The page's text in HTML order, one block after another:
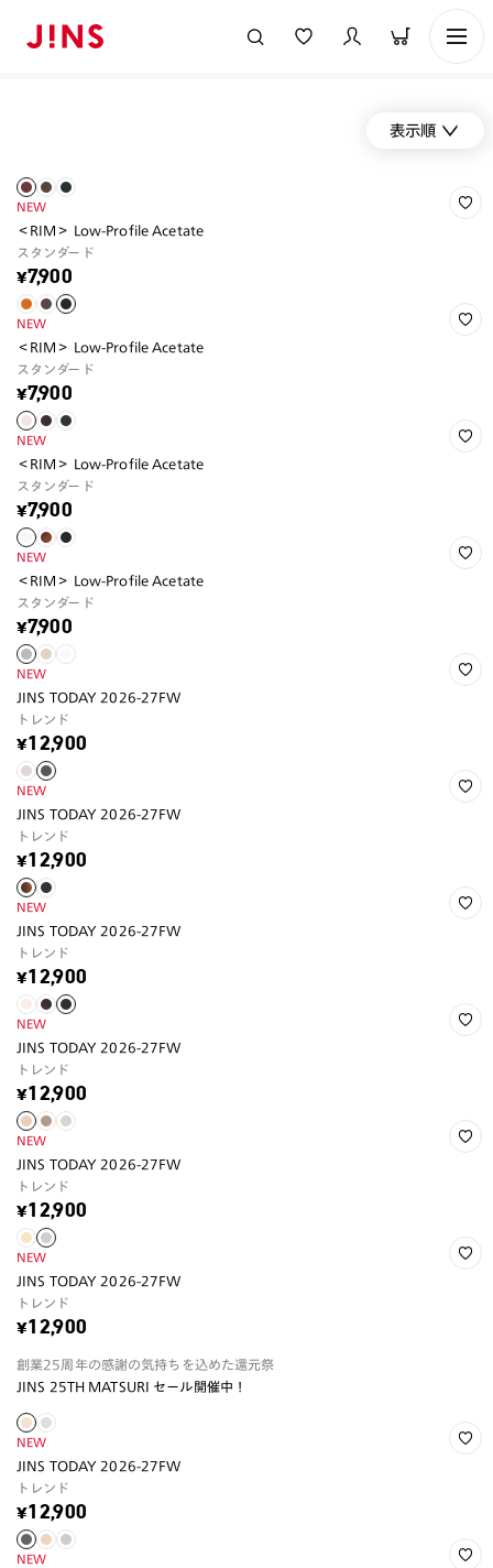
表示順
NEW
＜RIM＞ Low-Profile Acetate
スタンダード
¥7,900
NEW
＜RIM＞ Low-Profile Acetate
スタンダード
¥7,900
NEW
＜RIM＞ Low-Profile Acetate
スタンダード
¥7,900
NEW
＜RIM＞ Low-Profile Acetate
スタンダード
¥7,900
NEW
JINS TODAY 2026-27FW
トレンド
¥12,900
NEW
JINS TODAY 2026-27FW
トレンド
¥12,900
NEW
JINS TODAY 2026-27FW
トレンド
¥12,900
NEW
JINS TODAY 2026-27FW
トレンド
¥12,900
NEW
JINS TODAY 2026-27FW
トレンド
¥12,900
NEW
JINS TODAY 2026-27FW
トレンド
¥12,900
創業25周年の感謝の気持ちを込めた還元祭
JINS 25TH MATSURI セール開催中！
NEW
JINS TODAY 2026-27FW
トレンド
¥12,900
NEW